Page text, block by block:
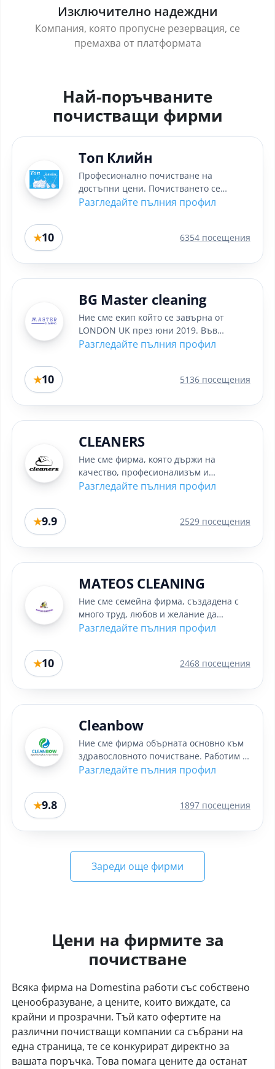
Изключително надеждни
Компания, която пропусне резервация, се
премахва от платформата
Най-поръчваните
почистващи фирми
Топ Клийн
Професионално почистване на
достъпни цени. Почистването се
извършва с химически професионални
Разгледайте пълния профил
★10 6354 посещения
BG Master cleaning
Ние сме екип който се завърна от
LONDON UK през юни 2019. Във
Великобритания бяхме за период от 4
Разгледайте пълния профил
★10 5136 посещения
CLEANERS
Ние сме фирма, която държи на
качество, професионализъм и
коректност. За постигане на най-добри
Разгледайте пълния профил
★9.9 2529 посещения
MATEOS CLEANING
Ние сме семейна фирма, създадена с
много труд, любов и желание да
предлагаме качествено почистване в
Разгледайте пълния профил
★10 2468 посещения
Cleanbow
Ние сме фирма обърната основно към
здравословното почистване. Работим с
професионални машини и...
Разгледайте пълния профил
★9.8 1897 посещения
Зареди още фирми
Цени на фирмите за
почистване
Всяка фирма на Domestina работи със собствено
ценообразуване, а цените, които виждате, са
крайни и прозрачни. Тъй като офертите на
различни почистващи компании са събрани на
една страница, те се конкурират директно за
вашата поръчка. Това помага цените да останат